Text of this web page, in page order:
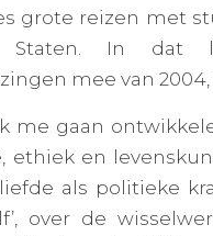
grote reizen met
Staten. In dat
mee van 2004,
me gaan
ethiek en
als politieke
over de